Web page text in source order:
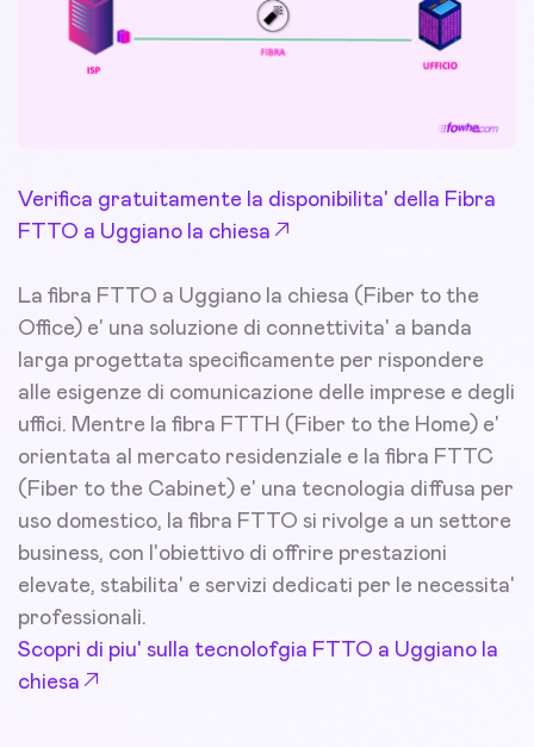
Verifica gratuitamente la disponibilita' della Fibra
FTTO a Uggiano la chiesa
La fibra FTTO a Uggiano la chiesa (Fiber to the
Office) e' una soluzione di connettivita' a banda
larga progettata specificamente per rispondere
alle esigenze di comunicazione delle imprese e degli
uffici. Mentre la fibra FTTH (Fiber to the Home) e'
orientata al mercato residenziale e la fibra FTTC
(Fiber to the Cabinet) e' una tecnologia diffusa per
uso domestico, la fibra FTTO si rivolge a un settore
business, con l'obiettivo di offrire prestazioni
elevate, stabilita' e servizi dedicati per le necessita'
professionali.
Scopri di piu' sulla tecnolofgia FTTO a Uggiano la
chiesa